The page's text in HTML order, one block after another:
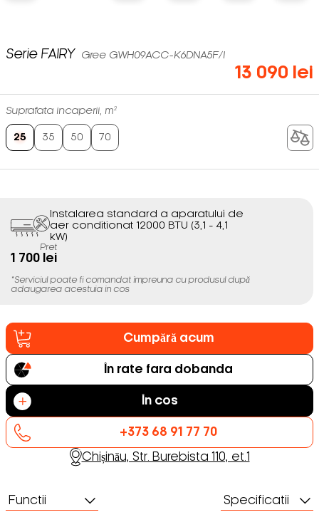
Serie FAIRY Gree GWH09ACC-K6DNA5F/I
13 090 lei
Suprafata incaperii, m²
25 35 50 70
Instalarea standard a aparatului de
aer conditionat 12000 BTU (3,1 - 4,1
kW)
Pret
1 700 lei
*Serviciul poate fi comandat împreuna cu produsul după
adaugarea acestuia in cos
Cumpără acum
În rate fara dobanda
În cos
+373 68 91 77 70
Chișinău, Str. Burebista 110, et.1
Functii Specificatii